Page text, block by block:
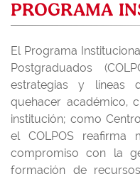
PROGRAMA
El Programa
Postgraduados
estrategias y líneas
quehacer académico,
institución; como
el COLPOS reafirma
compromiso con la
formación de